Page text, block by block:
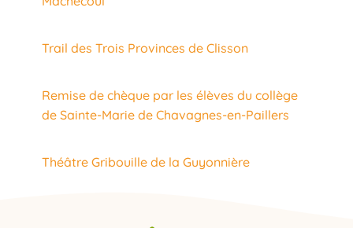
Trail des Trois Provinces de Clisson
Remise de chèque par les élèves du collège
de Sainte-Marie de Chavagnes-en-Paillers
Théâtre Gribouille de la Guyonnière